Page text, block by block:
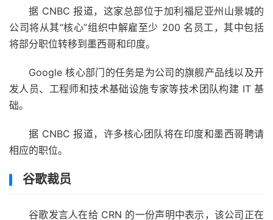
据 CNBC 报道，这家总部位于加利福尼亚州山景城的
公司将从其“核心”组织中解雇至少 200 名员工，其中包括
将部分职位转移到墨西哥和印度。
Google 核心部门的任务是为公司的旗舰产品线以及开
发人员、工程师和技术基础设施专家等技术团队构建 IT 基
础。
据 CNBC 报道，许多核心团队将在印度和墨西哥聘请
相应的职位。
谷歌裁员
谷歌发言人在给 CRN 的一份声明中表示，该公司正在